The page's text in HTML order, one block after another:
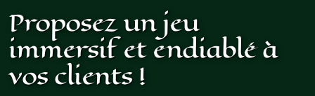
Proposez un jeu
immersif et endiablé à
vos clients !
Alice
Ben